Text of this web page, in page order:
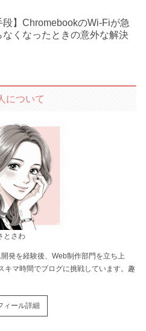
段】ChromebookのWi-Fiが急
なくなったときの意外な解決
について
とさわ
発を経験後、Web制作部門を立ち上
マ時間でブログに挑戦しています。趣
ィール詳細